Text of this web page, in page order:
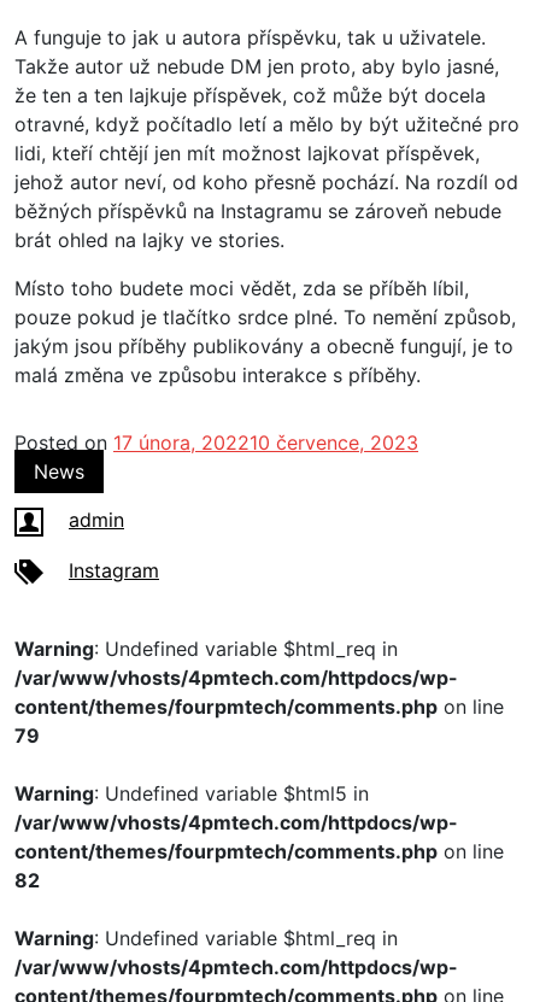
A funguje to jak u autora příspěvku, tak u uživatele.
Takže autor už nebude DM jen proto, aby bylo jasné,
že ten a ten lajkuje příspěvek, což může být docela
otravné, když počítadlo letí a mělo by být užitečné pro
lidi, kteří chtějí jen mít možnost lajkovat příspěvek,
jehož autor neví, od koho přesně pochází. Na rozdíl od
běžných příspěvků na Instagramu se zároveň nebude
brát ohled na lajky ve stories.
Místo toho budete moci vědět, zda se příběh líbil,
pouze pokud je tlačítko srdce plné. To nemění způsob,
jakým jsou příběhy publikovány a obecně fungují, je to
malá změna ve způsobu interakce s příběhy.
Posted on 17 února, 202210 července, 2023
News
admin
Instagram
Warning: Undefined variable $html_req in
/var/www/vhosts/4pmtech.com/httpdocs/wp-
content/themes/fourpmtech/comments.php on line
79
Warning: Undefined variable $html5 in
/var/www/vhosts/4pmtech.com/httpdocs/wp-
content/themes/fourpmtech/comments.php on line
82
Warning: Undefined variable $html_req in
/var/www/vhosts/4pmtech.com/httpdocs/wp-
content/themes/fourpmtech/comments.php on line